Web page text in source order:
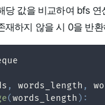
값을 비교하여 bfs 연
재하지 않을 시 0을 반
, words_length ,
(words_length ) :